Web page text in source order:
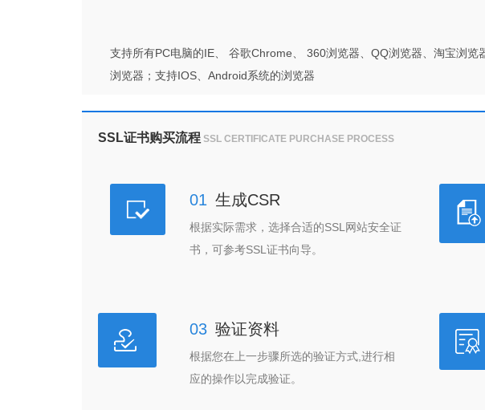
支持所有PC电脑的IE、 谷歌Chrome、 360浏览器、QQ浏览器、淘宝浏
浏览器；支持IOS、Android系统的浏览器
SSL证书购买流程 SSL CERTIFICATE PURCHASE PROCESS
01 生成CSR
根据实际需求，选择合适的SSL网站安全证
书，可参考SSL证书向导。
03 验证资料
根据您在上一步骤所选的验证方式,进行相
应的操作以完成验证。